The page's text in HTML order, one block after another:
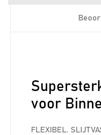
voor
FLEXIBEL.